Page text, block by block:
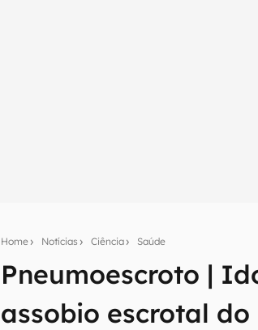
Home Notícias Ciência Saúde
Pneumoescroto |
assobio escrotal do
Seu resumo inteligente do
Assine a newsletter do Canaltech e